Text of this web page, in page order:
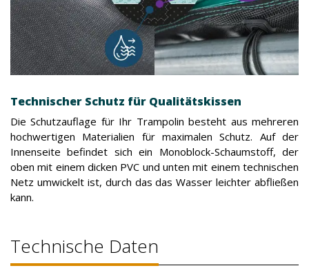
Technischer Schutz für Qualitätskissen
Die Schutzauflage für Ihr Trampolin besteht aus mehreren
hochwertigen Materialien für maximalen Schutz. Auf der
Innenseite befindet sich ein Monoblock-Schaumstoff, der
oben mit einem dicken PVC und unten mit einem technischen
Netz umwickelt ist, durch das das Wasser leichter abfließen
kann.
Technische Daten